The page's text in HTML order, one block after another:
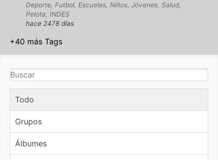
Deporte, Futbol, Escuelas, Niños, Jóvenes, Salud,
Pelota, INDES
hace 2478 días
+40 más Tags
Todo
Grupos
Álbumes